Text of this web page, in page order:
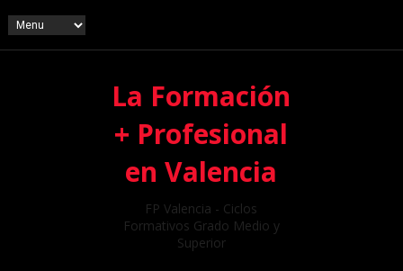
La Formación
+ Profesional
en Valencia
FP Valencia - Ciclos
Formativos Grado Medio y
Superior